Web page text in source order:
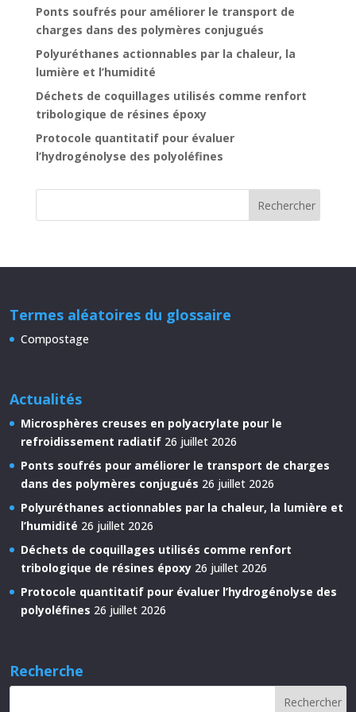
Ponts soufrés pour améliorer le transport de
charges dans des polymères conjugués
Polyuréthanes actionnables par la chaleur, la
lumière et l’humidité
Déchets de coquillages utilisés comme renfort
tribologique de résines époxy
Protocole quantitatif pour évaluer
l’hydrogénolyse des polyoléfines
Termes aléatoires du glossaire
Compostage
Actualités
Microsphères creuses en polyacrylate pour le
refroidissement radiatif 26 juillet 2026
Ponts soufrés pour améliorer le transport de charges
dans des polymères conjugués 26 juillet 2026
Polyuréthanes actionnables par la chaleur, la lumière et
l’humidité 26 juillet 2026
Déchets de coquillages utilisés comme renfort
tribologique de résines époxy 26 juillet 2026
Protocole quantitatif pour évaluer l’hydrogénolyse des
polyoléfines 26 juillet 2026
Recherche